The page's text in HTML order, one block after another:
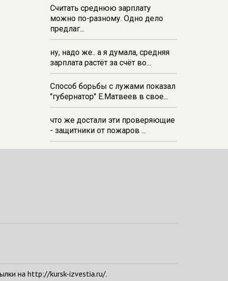
11:52В Курске прокуратура
добивается выплаты более 1 млн
рублей зарплаты 32-м
работникам
Считать среднюю зарплату
можно по-разному. Одно дело
предлаг...
ну, надо же.. а я думала, средняя
зарплата растёт за счёт во...
Способ борьбы с лужами показал
"губернатор" Е.Матвеев в свое...
что же достали эти проверяющие
- защитники от пожаров ...
на http://kursk-izvestia.ru/.